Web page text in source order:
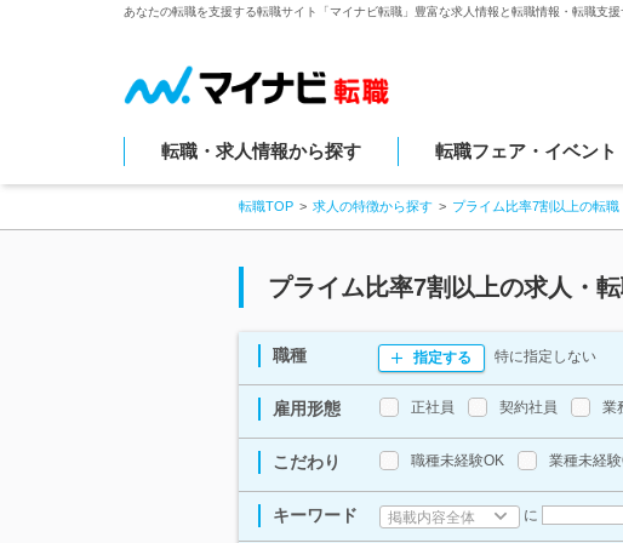
あなたの転職を支援する転職サイト「マイナビ転職」豊富な求人情報と転職情報・転職支
転職・求人情報から探す 転職フェア・イベント
転職TOP 求人の特徴から探す プライム比率7割以上の転
プライム比率7割以上の求人・
職種 指定する 特に指定しない
雇用形態 正社員 契約社員 業
こだわり 職種未経験OK 業種未経
キーワード 掲載内容全体 に